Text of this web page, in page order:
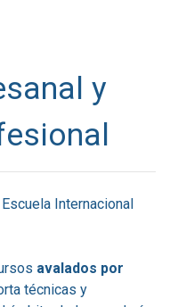
y
Internacional
avalados por
técnicas y